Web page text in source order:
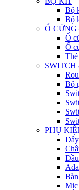
Bộ
Bộ
Ổ CỨNG
Ổ
Ổ
Bộ
PHỤ
Đầu
Mic